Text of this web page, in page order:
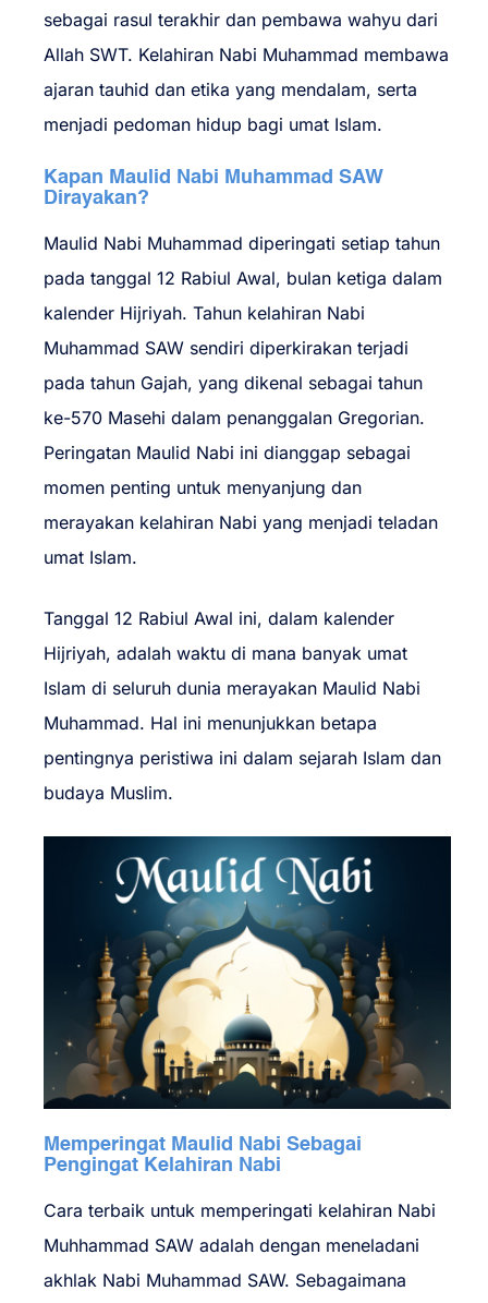
sebagai rasul terakhir dan pembawa wahyu dari
Allah SWT. Kelahiran Nabi Muhammad membawa
ajaran tauhid dan etika yang mendalam, serta
menjadi pedoman hidup bagi umat Islam.
Kapan Maulid Nabi Muhammad SAW
Dirayakan?
Maulid Nabi Muhammad diperingati setiap tahun
pada tanggal 12 Rabiul Awal, bulan ketiga dalam
kalender Hijriyah. Tahun kelahiran Nabi
Muhammad SAW sendiri diperkirakan terjadi
pada tahun Gajah, yang dikenal sebagai tahun
ke-570 Masehi dalam penanggalan Gregorian.
Peringatan Maulid Nabi ini dianggap sebagai
momen penting untuk menyanjung dan
merayakan kelahiran Nabi yang menjadi teladan
umat Islam.
Tanggal 12 Rabiul Awal ini, dalam kalender
Hijriyah, adalah waktu di mana banyak umat
Islam di seluruh dunia merayakan Maulid Nabi
Muhammad. Hal ini menunjukkan betapa
pentingnya peristiwa ini dalam sejarah Islam dan
budaya Muslim.
Memperingat Maulid Nabi Sebagai
Pengingat Kelahiran Nabi
Cara terbaik untuk memperingati kelahiran Nabi
Muhhammad SAW adalah dengan meneladani
akhlak Nabi Muhammad SAW. Sebagaimana